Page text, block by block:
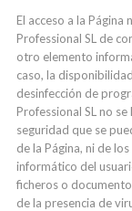
El acceso a la
Professional SL de
otro elemento
caso, la
desinfección de
Professional SL no
seguridad que se
de la Página, ni de
informático del
ficheros o
de la presencia de